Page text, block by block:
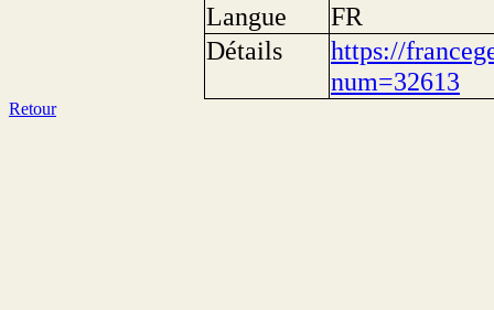
Langue
FR
Détails
https://
num=32613
Retour